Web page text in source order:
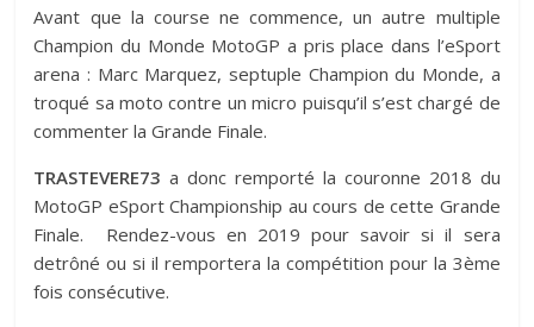
Avant que la course ne commence, un autre multiple
Champion du Monde MotoGP a pris place dans l’eSport
arena : Marc Marquez, septuple Champion du Monde, a
troqué sa moto contre un micro puisqu’il s’est chargé de
commenter la Grande Finale.
TRASTEVERE73 a donc remporté la couronne 2018 du
MotoGP eSport Championship au cours de cette Grande
Finale. Rendez-vous en 2019 pour savoir si il sera
detrôné ou si il remportera la compétition pour la 3ème
fois consécutive.